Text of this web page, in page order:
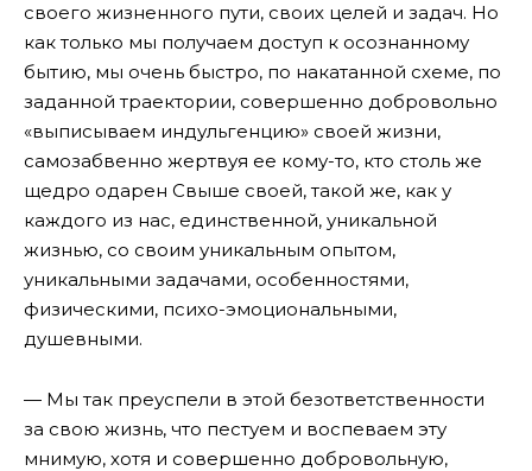
своего жизненного пути, своих целей и задач. Но
как только мы получаем доступ к осознанному
бытию, мы очень быстро, по накатанной схеме, по
заданной траектории, совершенно добровольно
«выписываем индульгенцию» своей жизни,
самозабвенно жертвуя ее кому-то, кто столь же
щедро одарен Свыше своей, такой же, как у
каждого из нас, единственной, уникальной
жизнью, со своим уникальным опытом,
уникальными задачами, особенностями,
физическими, психо-эмоциональными,
душевными.
— Мы так преуспели в этой безответственности
за свою жизнь, что пестуем и воспеваем эту
мнимую, хотя и совершенно добровольную,